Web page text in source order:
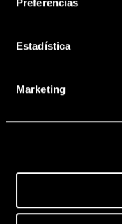
Preferencias
Estadística
Marketing